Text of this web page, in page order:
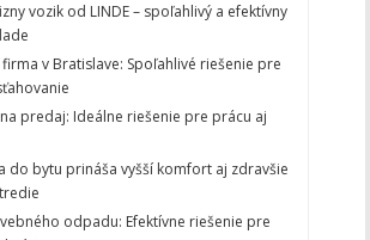
vozik od LINDE – spoľahlivý a efektívny
firma v Bratislave: Spoľahlivé riešenie pre
predaj: Ideálne riešenie pre prácu aj
do bytu prináša vyšší komfort aj zdravšie
odpadu: Efektívne riešenie pre